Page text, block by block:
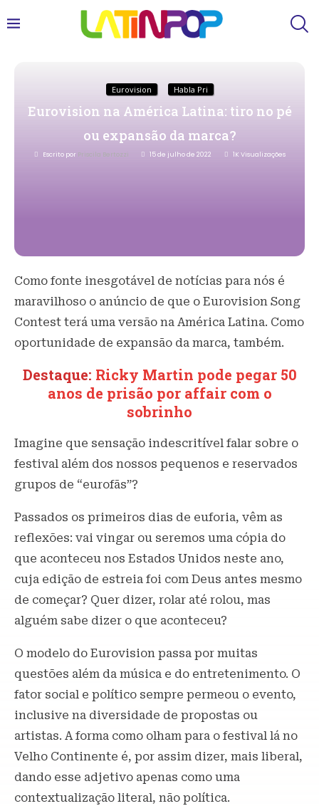
Eurovision Habla Pri
Eurovision na América Latina: tiro no pé
ou expansão da marca?
Escrito por Priscila Bertozzi 15 de julho de 2022 1K Visualizações
Como fonte inesgotável de notícias para nós é
maravilhoso o anúncio de que o Eurovision Song
Contest terá uma versão na América Latina. Como
oportunidade de expansão da marca, também.
Destaque: Ricky Martin pode pegar 50
anos de prisão por affair com o
sobrinho
Imagine que sensação indescritível falar sobre o
festival além dos nossos pequenos e reservados
grupos de “eurofãs”?
Passados os primeiros dias de euforia, vêm as
reflexões: vai vingar ou seremos uma cópia do
que aconteceu nos Estados Unidos neste ano,
cuja edição de estreia foi com Deus antes mesmo
de começar? Quer dizer, rolar até rolou, mas
alguém sabe dizer o que aconteceu?
O modelo do Eurovision passa por muitas
questões além da música e do entretenimento. O
fator social e político sempre permeou o evento,
inclusive na diversidade de propostas ou
artistas. A forma como olham para o festival lá no
Velho Continente é, por assim dizer, mais liberal,
dando esse adjetivo apenas como uma
contextualização literal, não política.